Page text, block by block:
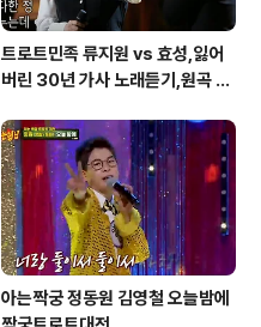
트로트민족 류지원 vs 효성,잃어
버린 30년 가사 노래듣기,원곡 설
아는짝궁 정동원 김영철 오늘밤에